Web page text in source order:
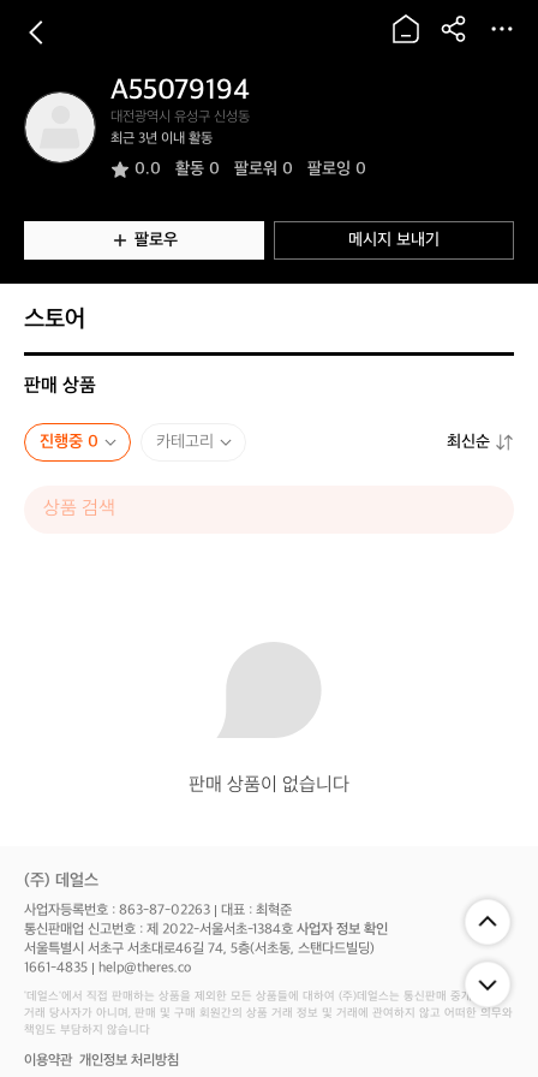
A
5
5
9
9
4
A55079194
대전광역시 유성구 신성동
최근 3년 이내 활동
0.0 활동 0 팔로워 0 팔로잉 0
팔로우 메시지 보내기
스토어
판매 상품
진행중 0 카테고리 최신순
판매 상품이 없습니다
(주) 데얼스
사업자등록번호 : 863-87-02263 대표 : 최혁준
통신판매업 신고번호 : 제 2022-서울서초-1384호 사업자 정보 확인
서울특별시 서초구 서초대로46길 74, 5층(서초동, 스탠다드빌딩)
1661-4835 help@theres.co
‘데얼스'에서 직접 판매하는 상품을 제외한 모든 상품들에 대하여 (주)데얼스는 통신판매 중개자로서
거래 당사자가 아니며, 판매 및 구매 회원간의 상품 거래 정보 및 거래에 관여하지 않고 어떠한 의무와
책임도 부담하지 않습니다
이용약관 개인정보 처리방침